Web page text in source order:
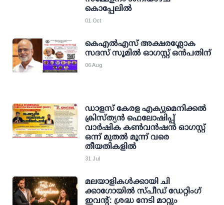
കൊപ്പേലിൽ
01 Oct
കെഎല്‍എസ് അക്ഷരശ്ലോക
സദസ് ‌സൂമിൽ ഓഗസ്റ്റ് ഒൻപതിന്
06 Aug
ഡാളസ് കേരള എക്യുമെനിക്കൽ
ക്രിസ്ത്യൻ ഫെലോഷിപ്പ്
വാർഷിക കൺവൻഷൻ ഓഗസ്റ്റ്
ഒന്ന് മുതൽ മൂന്ന് വരെ
തീയതികളിൽ
31 Jul
മലയാളികൾക്കായി ചി
ക്കാഗോയിൽ സ്പീഡ് ഡേറ്റിംഗ്
ഇവന്റ്: ശ്രദ്ധ നേടി മാറ്റും